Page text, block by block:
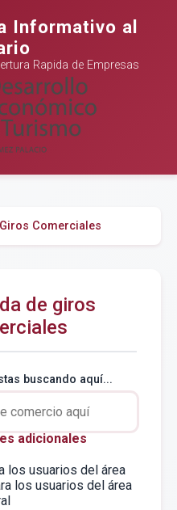
Informativo al
Rapida de Empresas
Comerciales
de giros
buscando aquí...
adicionales
los usuarios del área
los usuarios del área